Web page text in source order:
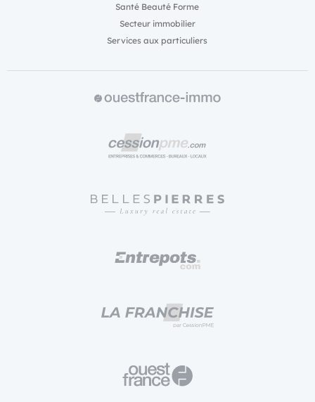
Santé Beauté Forme
Secteur immobilier
Services aux particuliers